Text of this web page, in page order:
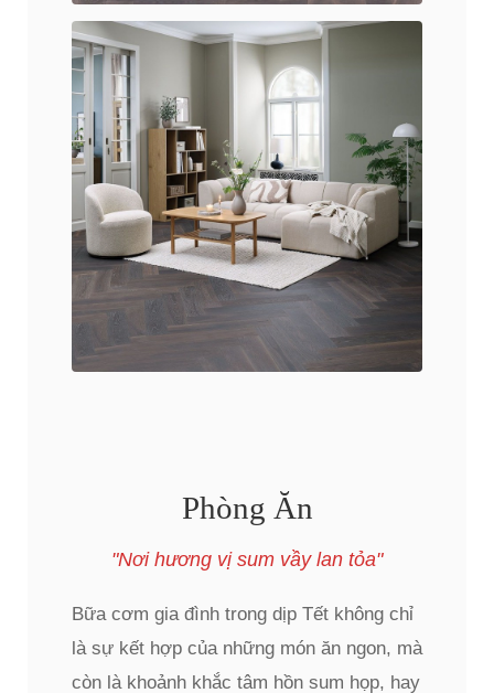
Phòng Ăn
"Nơi hương vị sum vầy lan tỏa"
Bữa cơm gia đình trong dịp Tết không chỉ
là sự kết hợp của những món ăn ngon, mà
còn là khoảnh khắc tâm hồn sum họp, hay